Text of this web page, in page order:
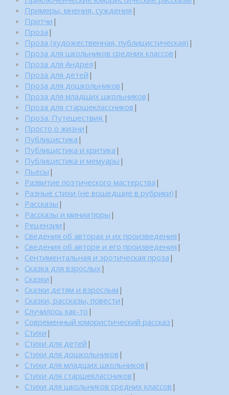
Примеры, мнения, суждения |
Притчи |
Проза |
Проза (художественная, публицистическая) |
Проза для школьников средних классов |
Проза для Андрея |
Проза для детей |
Проза для дошкольников |
Проза для младших школьников |
Проза для старшеклассников |
Проза. Путешествия. |
Просто о жизни |
Публицистика |
Публицистика и критика |
Публицистика и мемуары |
Пьесы |
Развитие поэтического мастерства |
Разные стихи (не вошедшие в рубрики) |
Рассказы |
Рассказы и миниатюры |
Рецензии |
Сведения об авторах и их произведения |
Сведения об авторе и его произведения |
Сентиментальная и эротическая проза |
Сказка для взрослых |
Сказки |
Сказки детям и взрослым |
Сказки, рассказы, повести |
Случилось как-то |
Современный юмористический рассказ |
Стихи |
Стихи для детей |
Стихи для дошкольников |
Стихи для младших школьников |
Стихи для старшеклассников |
Стихи для школьников средних классов |